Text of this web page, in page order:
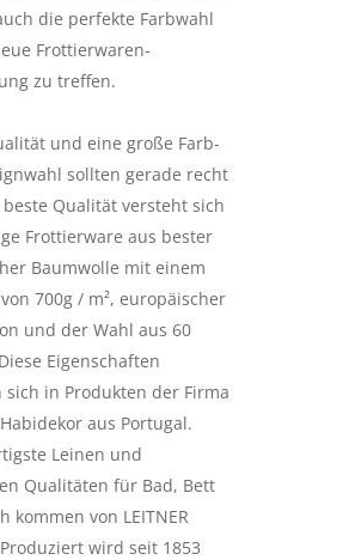
die perfekte Farbwahl
Frottierwaren-
zu treffen.
und eine große Farb-
sollten gerade recht
beste Qualität versteht sich
Frottierware aus bester
Baumwolle mit einem
700g / m², europäischer
und der Wahl aus 60
Eigenschaften
sich in Produkten der Firma
aus Portugal.
Leinen und
Qualitäten für Bad, Bett
kommen von LEITNER
Produziert wird seit 1853